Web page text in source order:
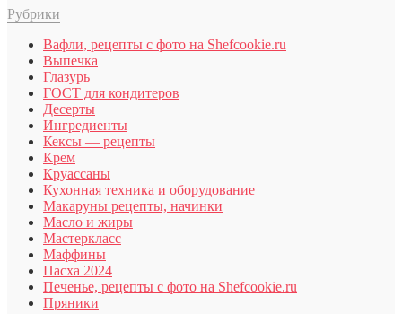
Рубрики
Вафли, рецепты с фото на Shefcookie.ru
Выпечка
Глазурь
ГОСТ для кондитеров
Десерты
Ингредиенты
Кексы — рецепты
Крем
Круассаны
Кухонная техника и оборудование
Макаруны рецепты, начинки
Масло и жиры
Мастеркласс
Маффины
Пасха 2024
Печенье, рецепты с фото на Shefcookie.ru
Пряники